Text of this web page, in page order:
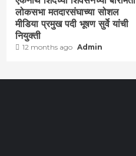
लोकसभा मतदारसंघाच्या सोशल
मीडिया प्रमुख पदी भूषण सुर्वे यांची
नियुक्ती
12 months ago Admin